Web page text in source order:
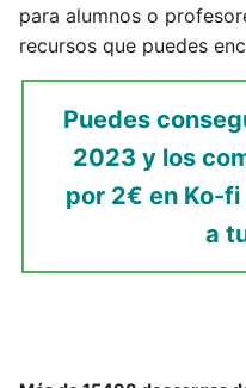
para alumnos o
recursos que puedes
Puedes
2023 y los
por 2€ en Ko-fi
a